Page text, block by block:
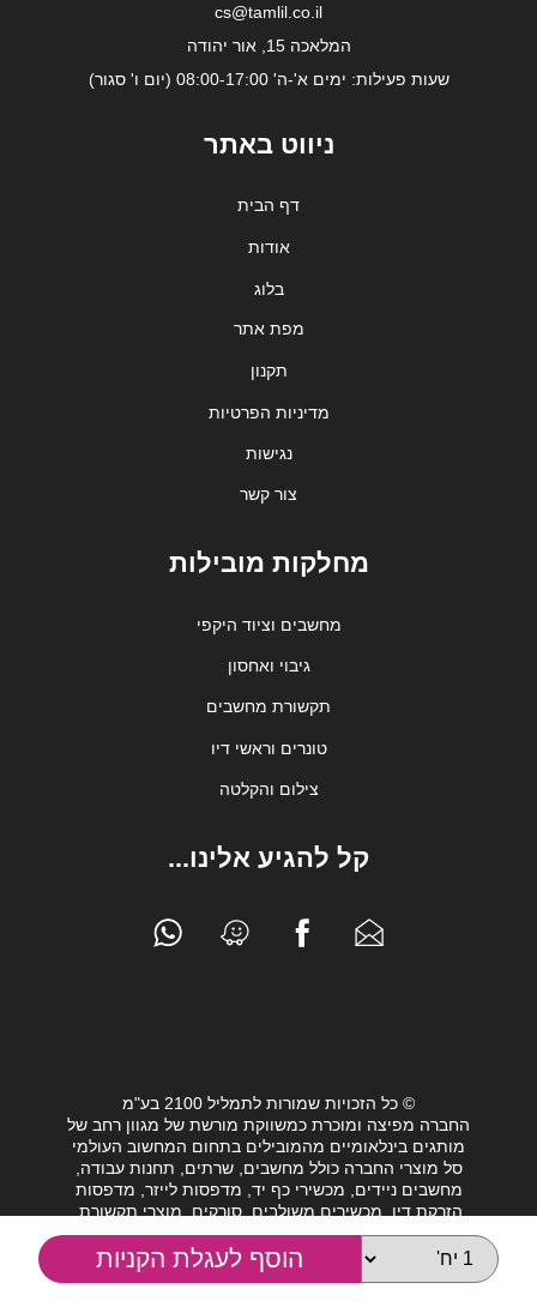
cs@tamlil.co.il
המלאכה 15, אור יהודה
שעות פעילות: ימים א'-ה' 08:00-17:00 (יום ו' סגור)
ניווט באתר
דף הבית
אודות
בלוג
מפת אתר
תקנון
מדיניות הפרטיות
נגישות
צור קשר
מחלקות מובילות
מחשבים וציוד היקפי
גיבוי ואחסון
תקשורת מחשבים
טונרים וראשי דיו
צילום והקלטה
קל להגיע אלינו...
© כל הזכויות שמורות לתמליל 2100 בע"מ
החברה מפיצה ומוכרת כמשווקת מורשת של מגוון רחב של
מותגים בינלאומיים מהמובילים בתחום המחשוב העולמי
סל מוצרי החברה כולל מחשבים, שרתים, תחנות עבודה,
מחשבים ניידים, מכשירי כף יד, מדפסות לייזר, מדפסות
הזרקת דיו, מכשירים משולבים, סורקים, מוצרי תקשורת,
חלקי מחשב, כונני גיבוי וציוד נלווה מגוון לעולם המחשבים.